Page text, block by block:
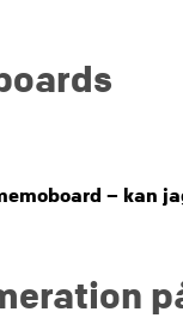
– kan